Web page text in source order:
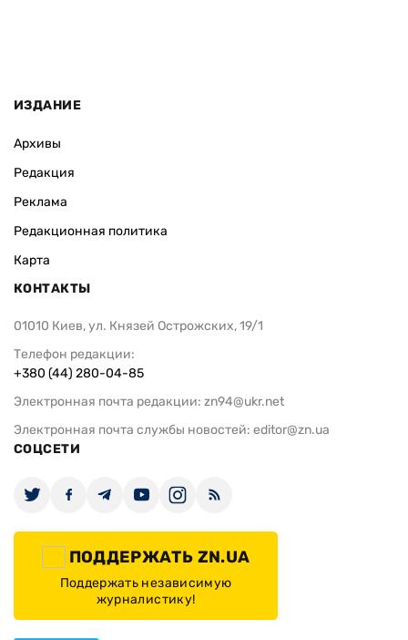
ИЗДАНИЕ
Архивы
Редакция
Реклама
Редакционная политика
Карта
КОНТАКТЫ
01010 Киев, ул. Князей Острожских, 19/1
Телефон редакции:
+380 (44) 280-04-85
Электронная почта редакции: zn94@ukr.net
Электронная почта службы новостей: editor@zn.ua
СОЦСЕТИ
ПОДДЕРЖАТЬ ZN.UA
Поддержать независимую
журналистику!